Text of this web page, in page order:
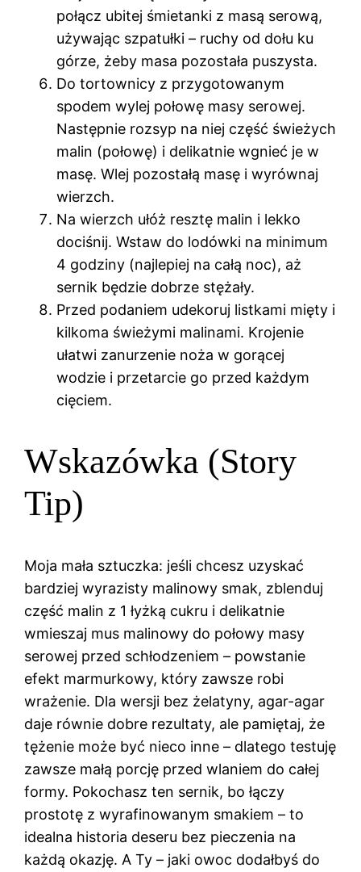
połącz ubitej śmietanki z masą serową,
używając szpatułki – ruchy od dołu ku
górze, żeby masa pozostała puszysta.
Do tortownicy z przygotowanym
spodem wylej połowę masy serowej.
Następnie rozsyp na niej część świeżych
malin (połowę) i delikatnie wgnieć je w
masę. Wlej pozostałą masę i wyrównaj
wierzch.
Na wierzch ułóż resztę malin i lekko
dociśnij. Wstaw do lodówki na minimum
4 godziny (najlepiej na całą noc), aż
sernik będzie dobrze stężały.
Przed podaniem udekoruj listkami mięty i
kilkoma świeżymi malinami. Krojenie
ułatwi zanurzenie noża w gorącej
wodzie i przetarcie go przed każdym
cięciem.
Wskazówka (Story
Tip)
Moja mała sztuczka: jeśli chcesz uzyskać
bardziej wyrazisty malinowy smak, zblenduj
część malin z 1 łyżką cukru i delikatnie
wmieszaj mus malinowy do połowy masy
serowej przed schłodzeniem – powstanie
efekt marmurkowy, który zawsze robi
wrażenie. Dla wersji bez żelatyny, agar-agar
daje równie dobre rezultaty, ale pamiętaj, że
tężenie może być nieco inne – dlatego testuję
zawsze małą porcję przed wlaniem do całej
formy. Pokochasz ten sernik, bo łączy
prostotę z wyrafinowanym smakiem – to
idealna historia deseru bez pieczenia na
każdą okazję. A Ty – jaki owoc dodałbyś do